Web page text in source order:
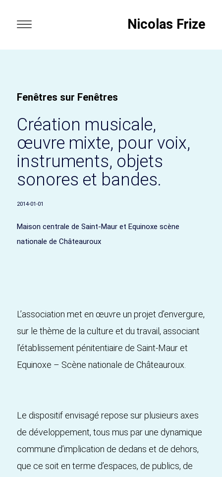
Nicolas Frize
Fenêtres sur Fenêtres
Création musicale,
œuvre mixte, pour voix,
instruments, objets
sonores et bandes.
2014-01-01
Maison centrale de Saint-Maur et Equinoxe scène
nationale de Châteauroux
L’association met en œuvre un projet d’envergure,
sur le thème de la culture et du travail, associant
l’établissement pénitentiaire de Saint-Maur et
Equinoxe – Scène nationale de Châteauroux.
Le dispositif envisagé repose sur plusieurs axes
de développement, tous mus par une dynamique
commune d’implication de dedans et de dehors,
que ce soit en terme d’espaces, de publics, de